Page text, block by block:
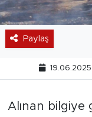
Paylaş
Alınan bilgiye